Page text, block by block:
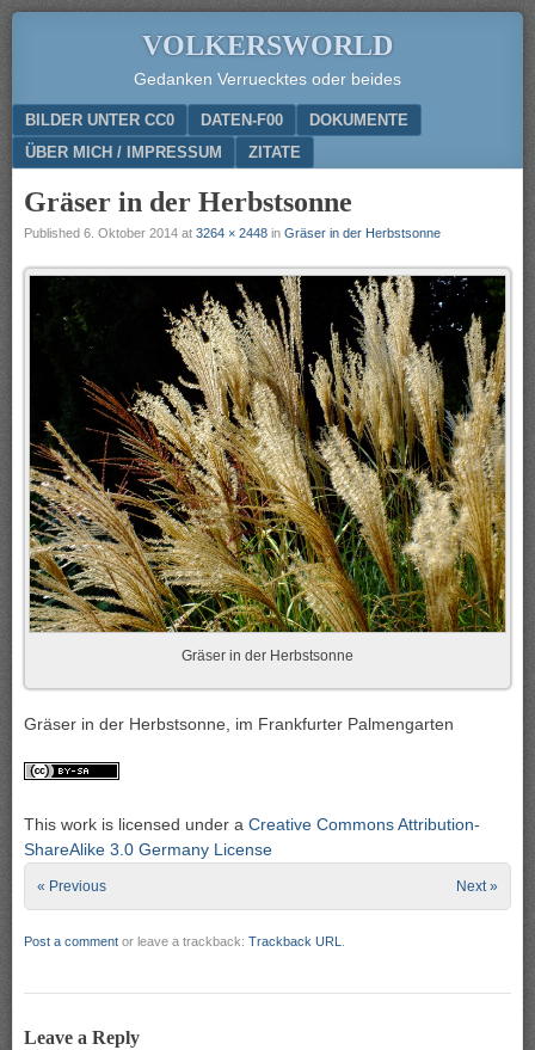
VOLKERSWORLD
Gedanken Verruecktes oder beides
Menu
SKIP TO CONTENT
BILDER UNTER CC0 DATEN-F00
DOKUMENTE
ÜBER MICH / IMPRESSUM
ZITATE
Gräser in der Herbstsonne
Published 6. Oktober 2014 at 3264 × 2448 in Gräser in der Herbstsonne
Gräser in der Herbstsonne
Gräser in der Herbstsonne, im Frankfurter Palmengarten
This work is licensed under a Creative Commons Attribution-
ShareAlike 3.0 Germany License
« Previous Next »
Post a comment or leave a trackback: Trackback URL
Leave a Reply